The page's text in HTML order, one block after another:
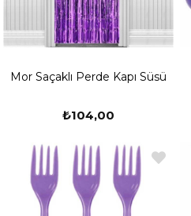
Mor Saçaklı Perde Kapı Süsü
₺104,00